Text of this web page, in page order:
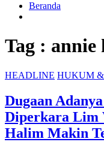
Beranda
Tag : annie
HEADLINE HUKUM
Dugaan
Diperkara Lim
Halim Makin